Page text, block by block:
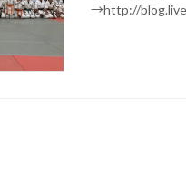
→http://